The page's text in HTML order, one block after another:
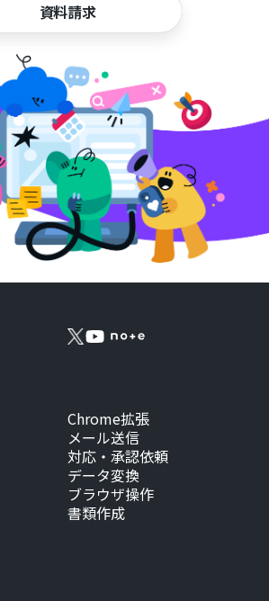
資料請求
Chrome拡張
メール送信
対応・承認依頼
データ変換
ブラウザ操作
書類作成